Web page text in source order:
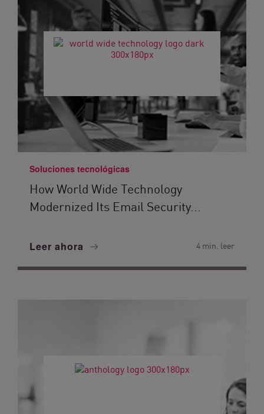
Soluciones tecnológicas
How World Wide Technology
Modernized Its Email Security...
Leer ahora 4 min. leer